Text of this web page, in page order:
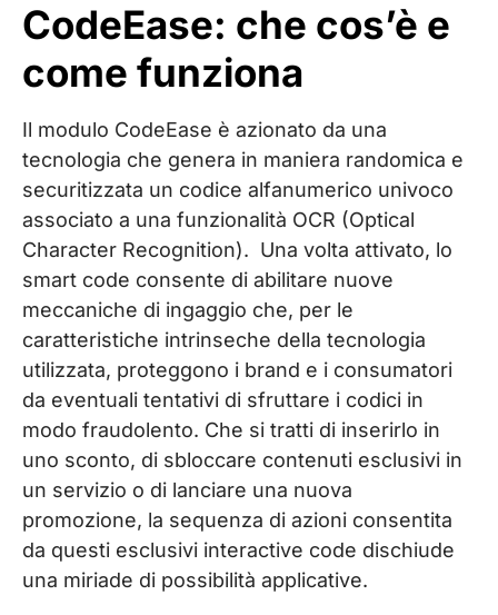
CodeEase: che cos’è e
come funziona
Il modulo CodeEase è azionato da una
tecnologia che genera in maniera randomica e
securitizzata un codice alfanumerico univoco
associato a una funzionalità OCR (Optical
Character Recognition). Una volta attivato, lo
smart code consente di abilitare nuove
meccaniche di ingaggio che, per le
caratteristiche intrinseche della tecnologia
utilizzata, proteggono i brand e i consumatori
da eventuali tentativi di sfruttare i codici in
modo fraudolento. Che si tratti di inserirlo in
uno sconto, di sbloccare contenuti esclusivi in
un servizio o di lanciare una nuova
promozione, la sequenza di azioni consentita
da questi esclusivi interactive code dischiude
una miriade di possibilità applicative.